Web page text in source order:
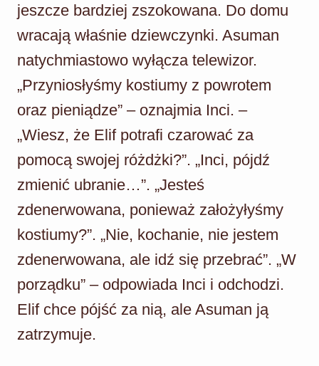
jeszcze bardziej zszokowana. Do domu
wracają właśnie dziewczynki. Asuman
natychmiastowo wyłącza telewizor.
„Przyniosłyśmy kostiumy z powrotem
oraz pieniądze” – oznajmia Inci. –
„Wiesz, że Elif potrafi czarować za
pomocą swojej różdżki?”. „Inci, pójdź
zmienić ubranie…”. „Jesteś
zdenerwowana, ponieważ założyłyśmy
kostiumy?”. „Nie, kochanie, nie jestem
zdenerwowana, ale idź się przebrać”. „W
porządku” – odpowiada Inci i odchodzi.
Elif chce pójść za nią, ale Asuman ją
zatrzymuje.